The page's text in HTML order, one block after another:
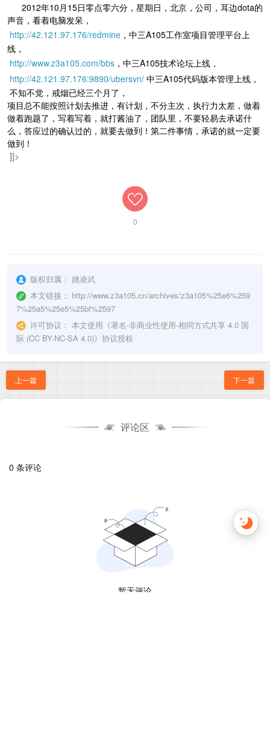
2012年10月15日零点零六分，星期日，北京，公司，耳边dota的
声音，看着电脑发呆，
http://42.121.97.176/redmine ，中三A105工作室项目管理平台上
线，
http://www.z3a105.com/bbs ，中三A105技术论坛上线，
http://42.121.97.176:9890/ubersvn/ 中三A105代码版本管理上线，
不知不觉，戒烟已经三个月了，
项目总不能按照计划去推进，有计划，不分主次，执行力太差，做着
做着跑题了，写着写着，就打酱油了，团队里，不要轻易去承诺什
么，答应过的确认过的，就要去做到！第二件事情，承诺的就一定要
做到！
]]>
0
版权归属： 姚凌武
本文链接： http://www.z3a105.cn/archives/z3a105%25e6%259
7%25a5%25e5%25bf%2597
许可协议： 本文使用《署名-非商业性使用-相同方式共享 4.0 国
际 (CC BY-NC-SA 4.0)》协议授权
上一篇 下一篇
评论区